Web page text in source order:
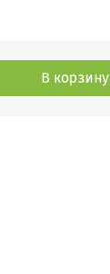
В корзину